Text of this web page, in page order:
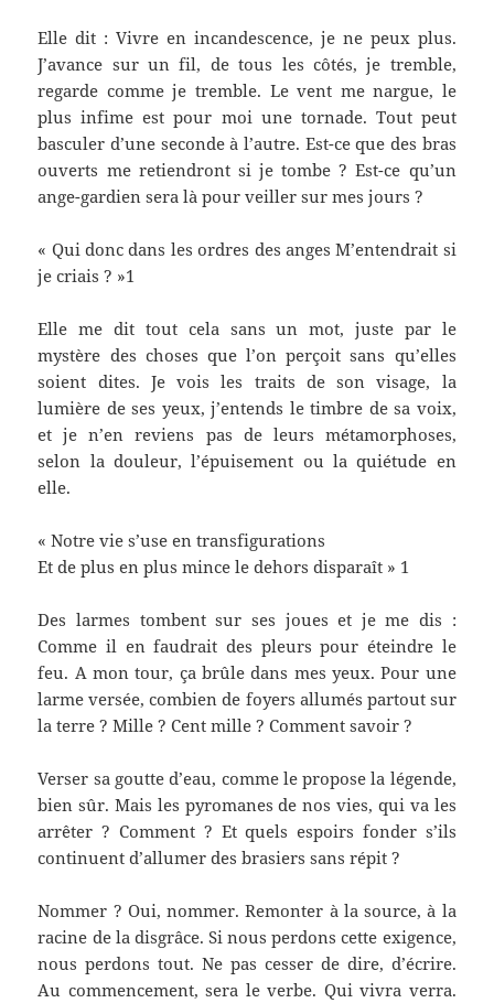
Elle dit : Vivre en incandescence, je ne peux plus.
J’avance sur un fil, de tous les côtés, je tremble,
regarde comme je tremble. Le vent me nargue, le
plus infime est pour moi une tornade. Tout peut
basculer d’une seconde à l’autre. Est-ce que des bras
ouverts me retiendront si je tombe ? Est-ce qu’un
ange-gardien sera là pour veiller sur mes jours ?
« Qui donc dans les ordres des anges M’entendrait si
je criais ? »1
Elle me dit tout cela sans un mot, juste par le
mystère des choses que l’on perçoit sans qu’elles
soient dites. Je vois les traits de son visage, la
lumière de ses yeux, j’entends le timbre de sa voix,
et je n’en reviens pas de leurs métamorphoses,
selon la douleur, l’épuisement ou la quiétude en
elle.
« Notre vie s’use en transfigurations
Et de plus en plus mince le dehors disparaît » 1
Des larmes tombent sur ses joues et je me dis :
Comme il en faudrait des pleurs pour éteindre le
feu. A mon tour, ça brûle dans mes yeux. Pour une
larme versée, combien de foyers allumés partout sur
la terre ? Mille ? Cent mille ? Comment savoir ?
Verser sa goutte d’eau, comme le propose la légende,
bien sûr. Mais les pyromanes de nos vies, qui va les
arrêter ? Comment ? Et quels espoirs fonder s’ils
continuent d’allumer des brasiers sans répit ?
Nommer ? Oui, nommer. Remonter à la source, à la
racine de la disgrâce. Si nous perdons cette exigence,
nous perdons tout. Ne pas cesser de dire, d’écrire.
Au commencement, sera le verbe. Qui vivra verra.